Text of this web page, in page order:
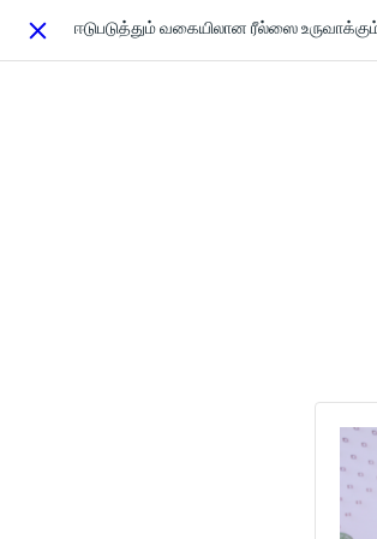
Close
ஈடுபடுத்தும் வகையிலான ரீல்ஸை